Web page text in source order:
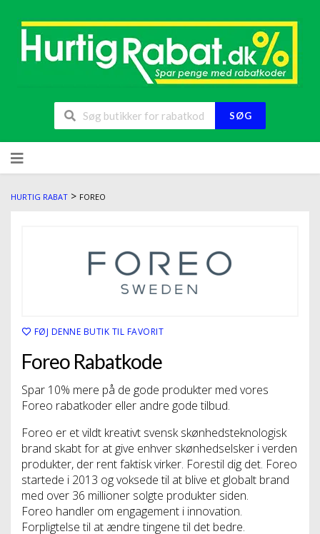
SØG
HURTIG RABAT > FOREO
FØJ DENNE BUTIK TIL FAVORIT
Foreo Rabatkode
Spar 10% mere på de gode produkter med vores
Foreo rabatkoder eller andre gode tilbud.
Foreo er et vildt kreativt svensk skønhedsteknologisk
brand skabt for at give enhver skønhedselsker i verden
produkter, der rent faktisk virker. Forestil dig det. Foreo
startede i 2013 og voksede til at blive et globalt brand
med over 36 millioner solgte produkter siden.
Foreo handler om engagement i innovation.
Forpligtelse til at ændre tingene til det bedre.